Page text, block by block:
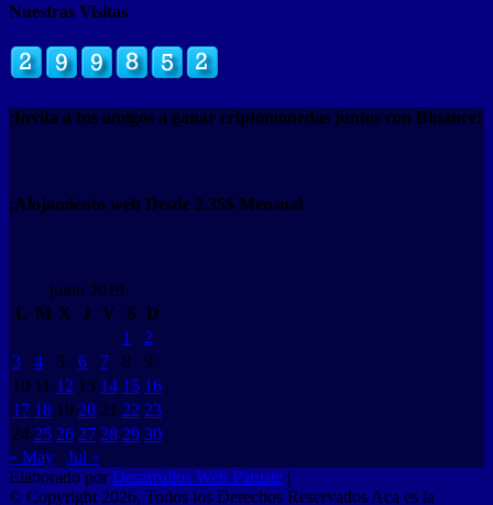
Nuestras Visitas
¡Invita a tus amigos a ganar criptomonedas juntos con Binance!
¡Alojamiento web Desde 2.35$ Mensual
junio 2019
L M X J V S D
1
2
3
4 5 6 7 8
9
10 11 12 13 14 15 16
17 18 19 20 21 22 23
24 25 26 27 28 29 30
« May
Jul »
Elaborado porDesarrollos Web Paruste
© Copyright 2026, Todos los Derechos Reservados Aca es la